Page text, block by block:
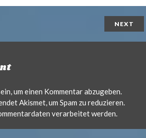
NEXT
um einen Kommentar abzugeben.
Akismet, um Spam zu reduzieren.
verarbeitet werden.